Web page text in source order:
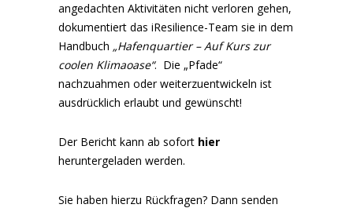
angedachten Aktivitäten nicht verloren gehen,
dokumentiert das iResilience-Team sie in dem
Handbuch „Hafenquartier – Auf Kurs zur
coolen Klimaoase“. Die „Pfade“
nachzuahmen oder weiterzuentwickeln ist
ausdrücklich erlaubt und gewünscht!
Der Bericht kann ab sofort hier
heruntergeladen werden.
Sie haben hierzu Rückfragen? Dann senden